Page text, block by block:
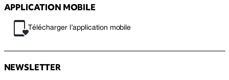
APPLICATION MOBILE
Télécharger l’application mobile
NEWSLETTER